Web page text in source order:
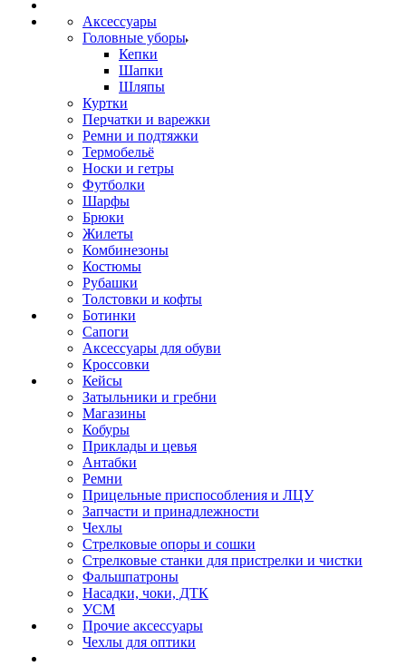
Аксессуары
Головные уборы
Кепки
Шапки
Шляпы
Куртки
Перчатки и варежки
Ремни и подтяжки
Термобельё
Носки и гетры
Футболки
Шарфы
Брюки
Жилеты
Комбинезоны
Костюмы
Рубашки
Толстовки и кофты
Ботинки
Сапоги
Аксессуары для обуви
Кроссовки
Кейсы
Затыльники и гребни
Магазины
Кобуры
Приклады и цевья
Антабки
Ремни
Прицельные приспособления и ЛЦУ
Запчасти и принадлежности
Чехлы
Стрелковые опоры и сошки
Стрелковые станки для пристрелки и чистки
Фальшпатроны
Насадки, чоки, ДТК
УСМ
Прочие аксессуары
Чехлы для оптики